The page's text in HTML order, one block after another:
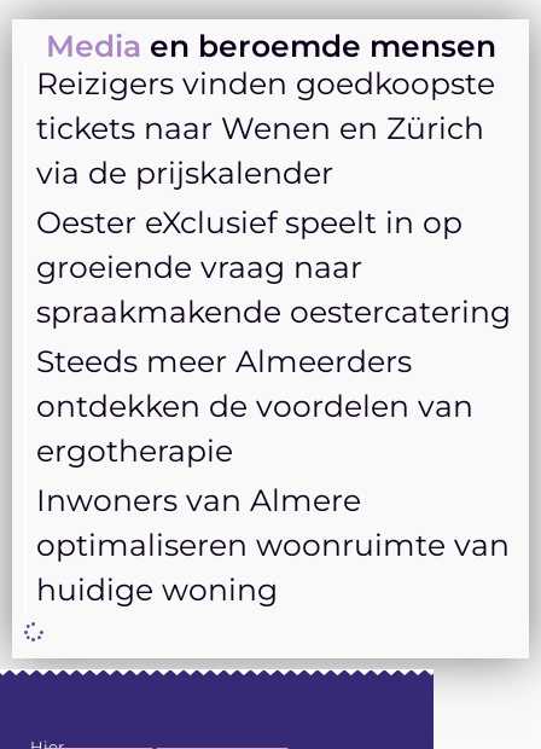
Media en beroemde mensen
Reizigers vinden goedkoopste
tickets naar Wenen en Zürich
via de prijskalender
Oester eXclusief speelt in op
groeiende vraag naar
spraakmakende oestercatering
Steeds meer Almeerders
ontdekken de voordelen van
ergotherapie
Inwoners van Almere
optimaliseren woonruimte van
huidige woning